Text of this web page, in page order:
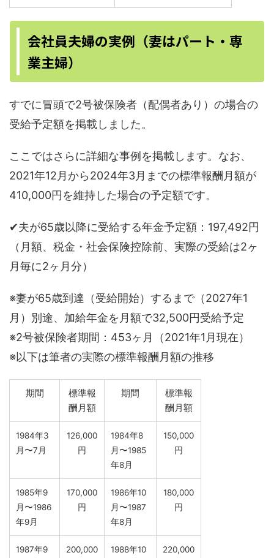
会社員夫婦の実例（妻はパート・専
業主婦）
すでに冒頭で2号被保険者（配偶者あり）の場合の
受給予定額を掲載しました。
ここではさらに詳細な事例を掲載します。なお、
2021年12月から2024年3月までの標準報酬月額が
410,000円を維持した場合の予定額です。
✔︎夫が65歳以降に受給する年金予定額：197,492円
（月額、税金・社会保険控除前、実際の受給は2ヶ
月毎に2ヶ月分）
※妻が65歳到達（受給開始）するまで（2027年1
月）別途、加給年金を月額で32,500円受給予定
※2号被保険者期間：453ヶ月（2021年1月現在）
※以下は筆者の実際の標準報酬月額の推移
期間
標準報
酬月額
期間
標準報
酬月額
1984年3
月〜7月
126,000
円
1984年8
月〜1985
年8月
150,000
円
1985年9
月〜1986
年9月
170,000
円
1986年10
月〜1987
年8月
180,000
円
1987年9 200,000 1988年10 220,000